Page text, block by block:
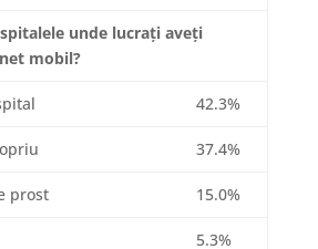
unde lucrați aveți
mobil?
42.3%
37.4%
prost 15.0%
5.3%